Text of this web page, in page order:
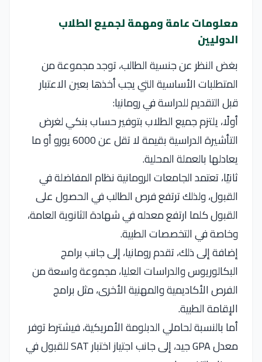
معلومات عامة ومهمة لجميع الطلاب
الدوليين
بغض النظر عن جنسية الطالب، توجد مجموعة من
المتطلبات الأساسية التي يجب أخذها بعين الاعتبار
قبل التقديم للدراسة في رومانيا:
أولًا، يلتزم جميع الطلاب بتوفير حساب بنكي لغرض
التأشيرة الدراسية بقيمة لا تقل عن 6000 يورو أو ما
يعادلها بالعملة المحلية.
ثانيًا، تعتمد الجامعات الرومانية نظام المفاضلة في
القبول، ولذلك ترتفع فرص الطالب في الحصول على
القبول كلما ارتفع معدله في شهادة الثانوية العامة،
وخاصة في التخصصات الطبية.
إضافة إلى ذلك، تقدم رومانيا، إلى جانب برامج
البكالوريوس والدراسات العليا، مجموعة واسعة من
الفرص الأكاديمية والمهنية الأخرى، مثل برامج
الإقامة الطبية.
أما بالنسبة لحاملي الدبلومة الأمريكية، فيشترط توفر
معدل GPA جيد، إلى جانب اجتياز اختبار SAT للقبول في